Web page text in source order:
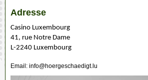
Adresse
Casino Luxembourg
41, rue Notre Dame
L-2240 Luxembourg
Email: info@hoergeschaedigt.lu